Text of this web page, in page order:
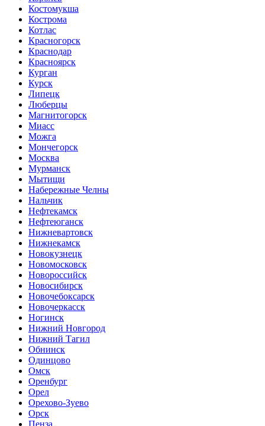
Костомукша
Кострома
Котлас
Красногорск
Краснодар
Красноярск
Курган
Курск
Липецк
Люберцы
Магнитогорск
Миасс
Можга
Мончегорск
Москва
Мурманск
Мытищи
Набережные Челны
Нальчик
Нефтекамск
Нефтеюганск
Нижневартовск
Нижнекамск
Новокузнецк
Новомосковск
Новороссийск
Новосибирск
Новочебоксарск
Новочеркасск
Ногинск
Нижний Новгород
Нижний Тагил
Обнинск
Одинцово
Омск
Оренбург
Орел
Орехово-Зуево
Орск